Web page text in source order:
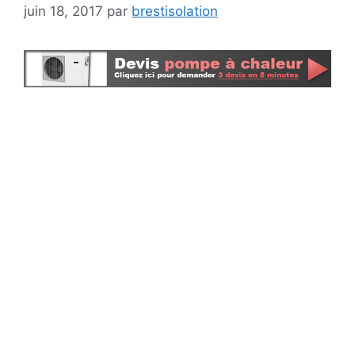
juin 18, 2017 par brestisolation